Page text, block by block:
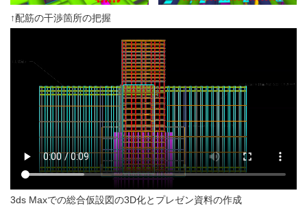
↑配筋の干渉箇所の把握
3ds Maxでの総合仮設図の3D化とプレゼン資料の作成